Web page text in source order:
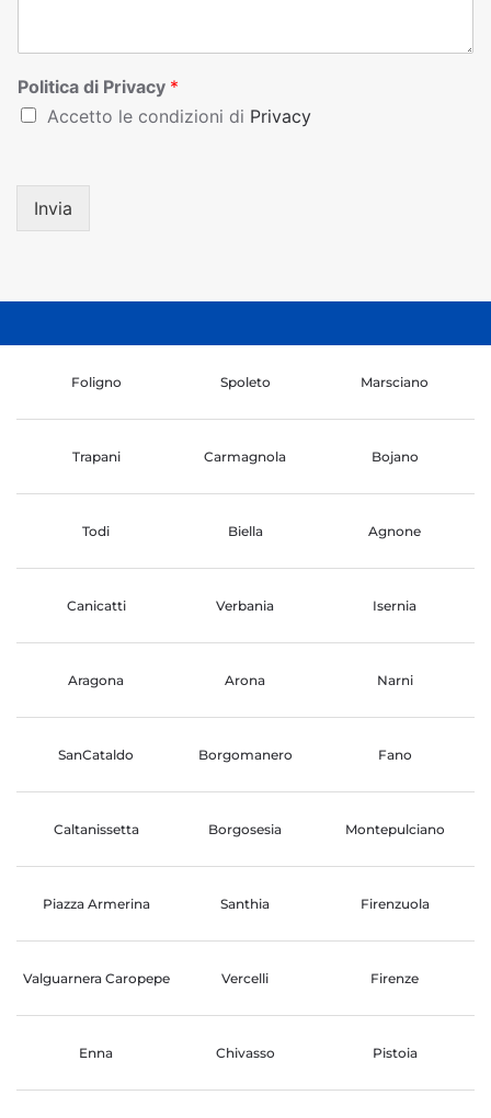
Politica di Privacy *
Accetto le condizioni di Privacy
Invia
Foligno Spoleto Marsciano
Trapani Carmagnola Bojano
Todi Biella Agnone
Canicatti Verbania Isernia
Aragona Arona Narni
SanCataldo Borgomanero Fano
Caltanissetta Borgosesia Montepulciano
Piazza Armerina Santhia Firenzuola
Valguarnera Caropepe Vercelli Firenze
Enna Chivasso Pistoia